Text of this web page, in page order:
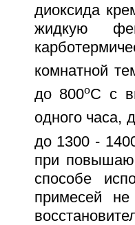
диоксида
жидкую
комнатной
до 800oC с
одного часа,
до 1300 -
при
способе
примесей